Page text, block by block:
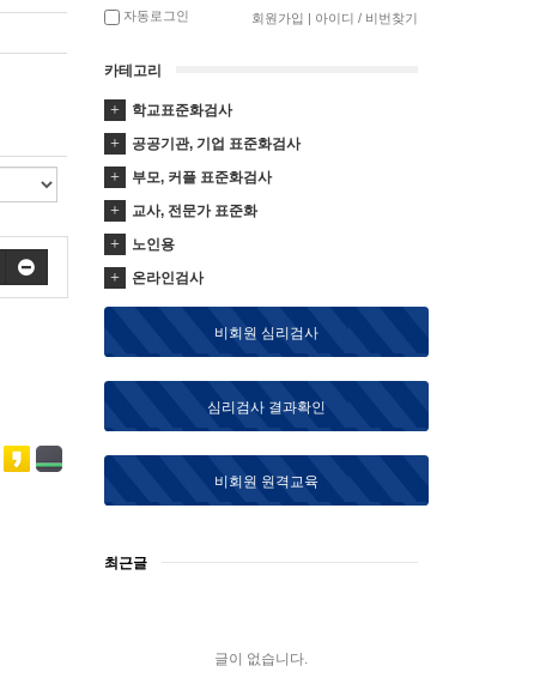
자동로그인 회원가입 아이디 / 비번찾기
카테고리
학교표준화검사
공공기관, 기업 표준화검사
부모, 커플 표준화검사
교사, 전문가 표준화
노인용
온라인검사
비회원 심리검사
심리검사 결과확인
비회원 원격교육
최근글
글이 없습니다.